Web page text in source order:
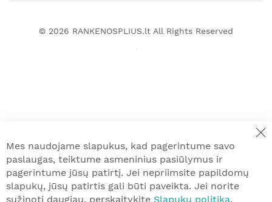
© 2026 RANKENOSPLIUS.lt All Rights Reserved
Mes naudojame slapukus, kad pagerintume savo
paslaugas, teiktume asmeninius pasiūlymus ir
pagerintume jūsų patirtį. Jei nepriimsite papildomų
slapukų, jūsų patirtis gali būti paveikta. Jei norite
sužinoti daugiau, perskaitykite Slapukų politiką.